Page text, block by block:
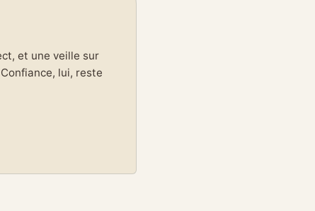
et une veille sur
lui, reste